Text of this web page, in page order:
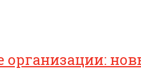
организации: